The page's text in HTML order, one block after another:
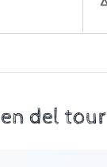
del tour